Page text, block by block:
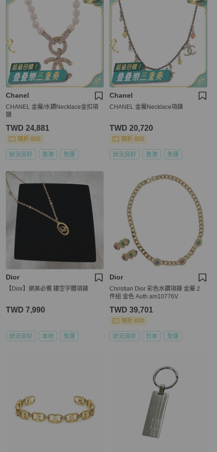
Chanel
CHANEL 金屬/水鑽Necklace金扣項
鏈
TWD 24,881
現折 800
狀況良好 香港 免運
Chanel
CHANEL 金屬Necklace項鍊
TWD 20,720
現折 800
狀況良好 香港 免運
Dior
【Dior】網美必備 鏤空字體項鍊
TWD 7,990
狀況良好 本地 免運
Dior
Christian Dior 彩色水鑽項鍊 金屬 2
件組 金色 Auth am10776V
TWD 39,701
現折 800
狀況良好 日本 免運